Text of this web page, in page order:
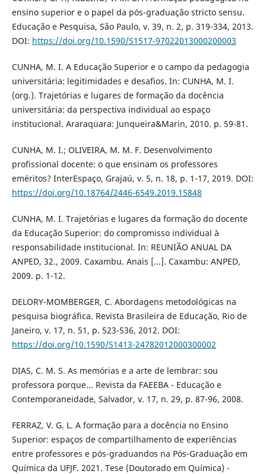
ensino superior e o papel da pós-graduação stricto sensu.
Educação e Pesquisa, São Paulo, v. 39, n. 2, p. 319-334, 2013.
DOI: https://doi.org/10.1590/S1517-97022013000200003
CUNHA, M. I. A Educação Superior e o campo da pedagogia
universitária: legitimidades e desafios. In: CUNHA, M. I.
(org.). Trajetórias e lugares de formação da docência
universitária: da perspectiva individual ao espaço
institucional. Araraquara: Junqueira&Marin, 2010. p. 59-81.
CUNHA, M. I.; OLIVEIRA, M. M. F. Desenvolvimento
profissional docente: o que ensinam os professores
eméritos? InterEspaço, Grajaú, v. 5, n. 18, p. 1-17, 2019. DOI:
https://doi.org/10.18764/2446-6549.2019.15848
CUNHA, M. I. Trajetórias e lugares da formação do docente
da Educação Superior: do compromisso individual à
responsabilidade institucional. In: REUNIÃO ANUAL DA
ANPED, 32., 2009. Caxambu. Anais [...]. Caxambu: ANPED,
2009. p. 1-12.
DELORY-MOMBERGER, C. Abordagens metodológicas na
pesquisa biográfica. Revista Brasileira de Educação, Rio de
Janeiro, v. 17, n. 51, p. 523-536, 2012. DOI:
https://doi.org/10.1590/S1413-24782012000300002
DIAS, C. M. S. As memórias e a arte de lembrar: sou
professora porque... Revista da FAEEBA - Educação e
Contemporaneidade, Salvador, v. 17, n. 29, p. 87-96, 2008.
FERRAZ, V. G. L. A formação para a docência no Ensino
Superior: espaços de compartilhamento de experiências
entre professores e pós-graduandos na Pós-Graduação em
Química da UFJF. 2021. Tese (Doutorado em Química) -